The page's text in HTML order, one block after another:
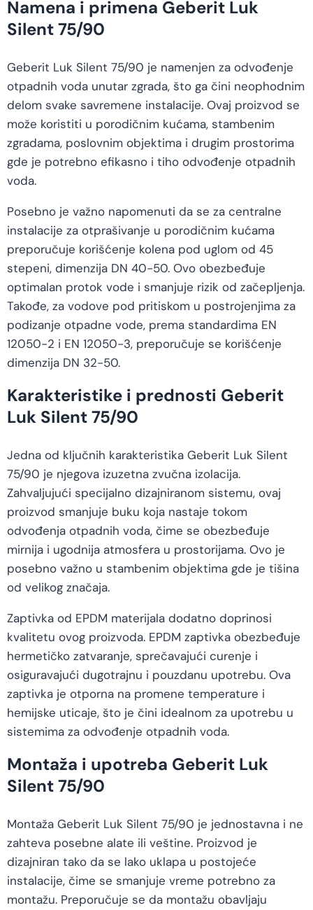
Namena i primena Geberit Luk
Silent 75/90
Geberit Luk Silent 75/90 je namenjen za odvođenje
otpadnih voda unutar zgrada, što ga čini neophodnim
delom svake savremene instalacije. Ovaj proizvod se
može koristiti u porodičnim kućama, stambenim
zgradama, poslovnim objektima i drugim prostorima
gde je potrebno efikasno i tiho odvođenje otpadnih
voda.
Posebno je važno napomenuti da se za centralne
instalacije za otprašivanje u porodičnim kućama
preporučuje korišćenje kolena pod uglom od 45
stepeni, dimenzija DN 40-50. Ovo obezbeđuje
optimalan protok vode i smanjuje rizik od začepljenja.
Takođe, za vodove pod pritiskom u postrojenjima za
podizanje otpadne vode, prema standardima EN
12050-2 i EN 12050-3, preporučuje se korišćenje
dimenzija DN 32-50.
Karakteristike i prednosti Geberit
Luk Silent 75/90
Jedna od ključnih karakteristika Geberit Luk Silent
75/90 je njegova izuzetna zvučna izolacija.
Zahvaljujući specijalno dizajniranom sistemu, ovaj
proizvod smanjuje buku koja nastaje tokom
odvođenja otpadnih voda, čime se obezbeđuje
mirnija i ugodnija atmosfera u prostorijama. Ovo je
posebno važno u stambenim objektima gde je tišina
od velikog značaja.
Zaptivka od EPDM materijala dodatno doprinosi
kvalitetu ovog proizvoda. EPDM zaptivka obezbeđuje
hermetičko zatvaranje, sprečavajući curenje i
osiguravajući dugotrajnu i pouzdanu upotrebu. Ova
zaptivka je otporna na promene temperature i
hemijske uticaje, što je čini idealnom za upotrebu u
sistemima za odvođenje otpadnih voda.
Montaža i upotreba Geberit Luk
Silent 75/90
Montaža Geberit Luk Silent 75/90 je jednostavna i ne
zahteva posebne alate ili veštine. Proizvod je
dizajniran tako da se lako uklapa u postojeće
instalacije, čime se smanjuje vreme potrebno za
montažu. Preporučuje se da montažu obavljaju